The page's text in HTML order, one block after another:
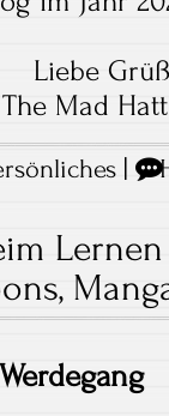
Liebe
The Mad
|